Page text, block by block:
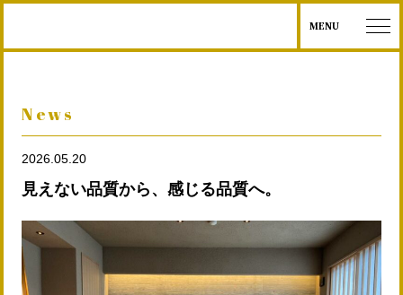
MENU
News
2026.05.20
見えない品質から、感じる品質へ。